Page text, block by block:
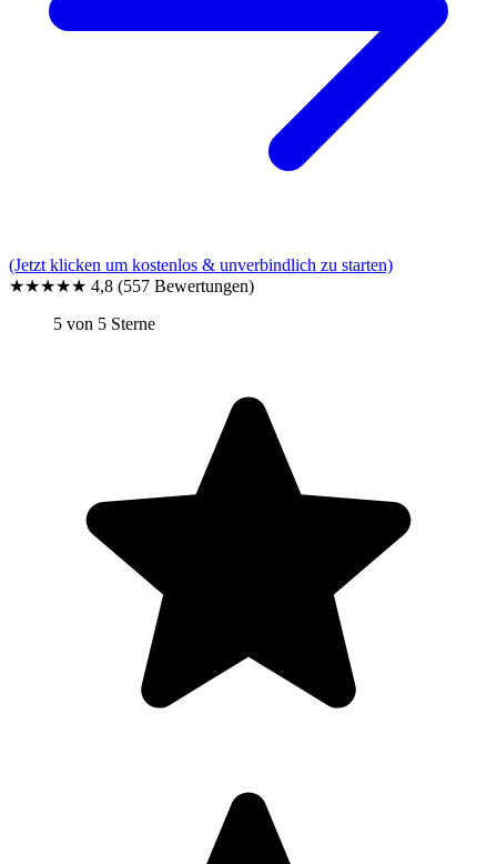
(Jetzt klicken um kostenlos & unverbindlich zu starten)
★★★★★ 4,8 (557 Bewertungen)
5 von 5 Sterne